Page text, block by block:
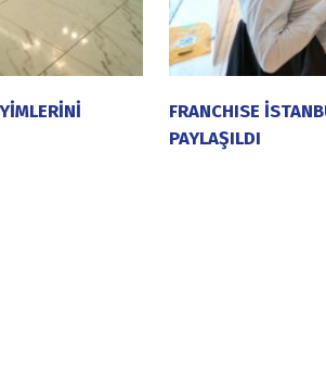
FRANCHISE
PAYLAŞILDI